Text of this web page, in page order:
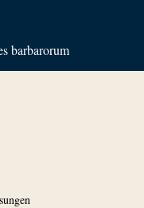
barbarorum